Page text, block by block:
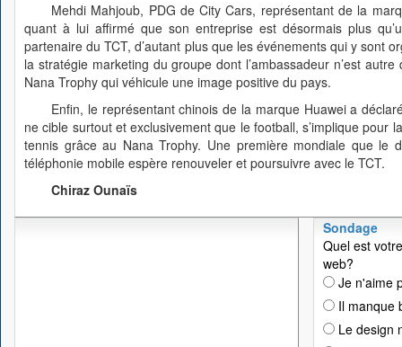
Mehdi Mahjoub, PDG de City Cars, représentant de la
quant à lui affirmé que son entreprise est désormais plus
partenaire du TCT, d’autant plus que les événements qui y sont
la stratégie marketing du groupe dont l’ambassadeur n’est
Nana Trophy qui véhicule une image positive du pays.
Enfin, le représentant chinois de la marque Huawei a
ne cible surtout et exclusivement que le football, s’implique pour
tennis grâce au Nana Trophy. Une première mondiale que le
téléphonie mobile espère renouveler et poursuivre avec le TCT.
Chiraz Ounaïs
Sondage
Quel est
web?
Je n'aime
Il manque
Le design